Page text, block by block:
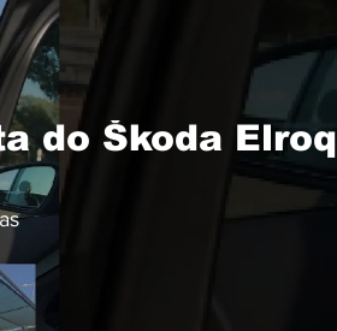
do Škoda Elroq